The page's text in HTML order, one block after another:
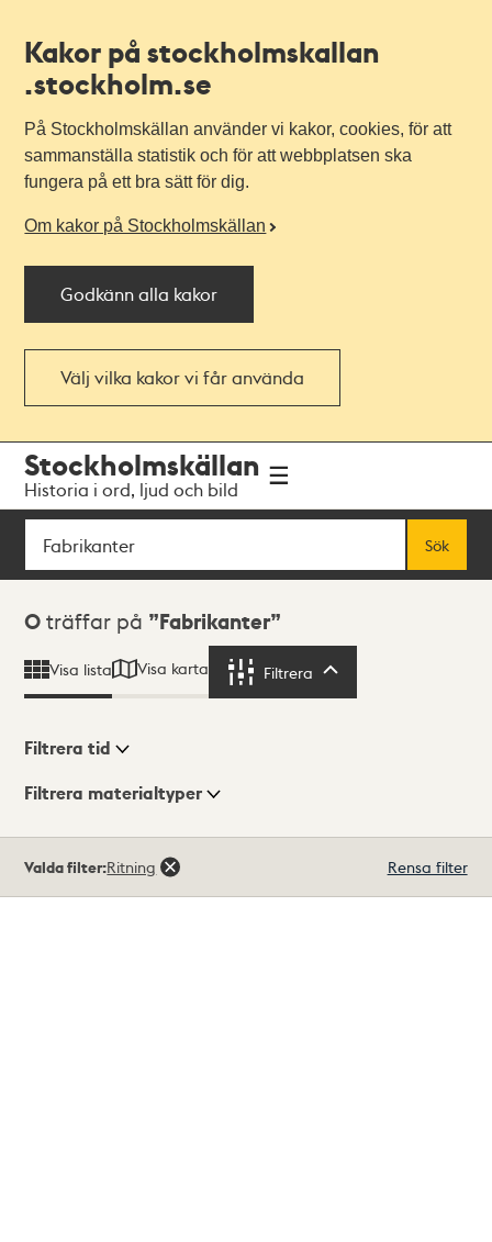
Kakor på stockholmskallan
.stockholm.se
På Stockholmskällan använder vi kakor, cookies, för att
sammanställa statistik och för att webbplatsen ska
fungera på ett bra sätt för dig.
Om kakor på Stockholmskällan
Godkänn alla kakor
Välj vilka kakor vi får använda
navigationen
huvudinnehållet
Stockholmskällan
Historia i ord, ljud och bild
Sök
Sök
Sökresultat
0 träffar på Fabrikanter
Visa lista Visa karta Filtrera
Visningsläge
Filtrera tid
Filtrera materialtyper
träffar
Valda filter:Ritning Rensa filter